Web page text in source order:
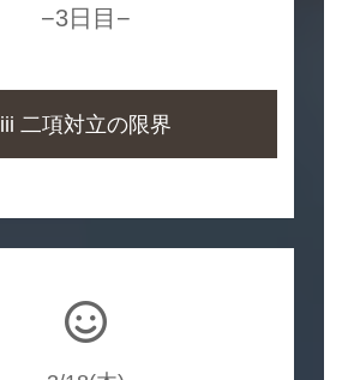
−3日目−
iii 二項対立の限界